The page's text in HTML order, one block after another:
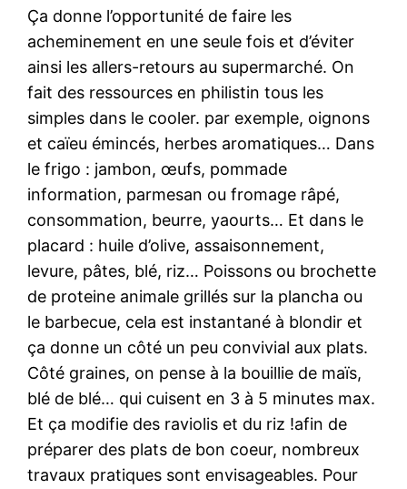
Ça donne l’opportunité de faire les
acheminement en une seule fois et d’éviter
ainsi les allers-retours au supermarché. On
fait des ressources en philistin tous les
simples dans le cooler. par exemple, oignons
et caïeu émincés, herbes aromatiques… Dans
le frigo : jambon, œufs, pommade
information, parmesan ou fromage râpé,
consommation, beurre, yaourts… Et dans le
placard : huile d’olive, assaisonnement,
levure, pâtes, blé, riz… Poissons ou brochette
de proteine animale grillés sur la plancha ou
le barbecue, cela est instantané à blondir et
ça donne un côté un peu convivial aux plats.
Côté graines, on pense à la bouillie de maïs,
blé de blé… qui cuisent en 3 à 5 minutes max.
Et ça modifie des raviolis et du riz !afin de
préparer des plats de bon coeur, nombreux
travaux pratiques sont envisageables. Pour